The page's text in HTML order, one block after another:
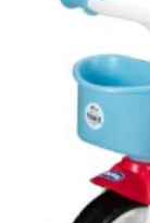
variants.
options